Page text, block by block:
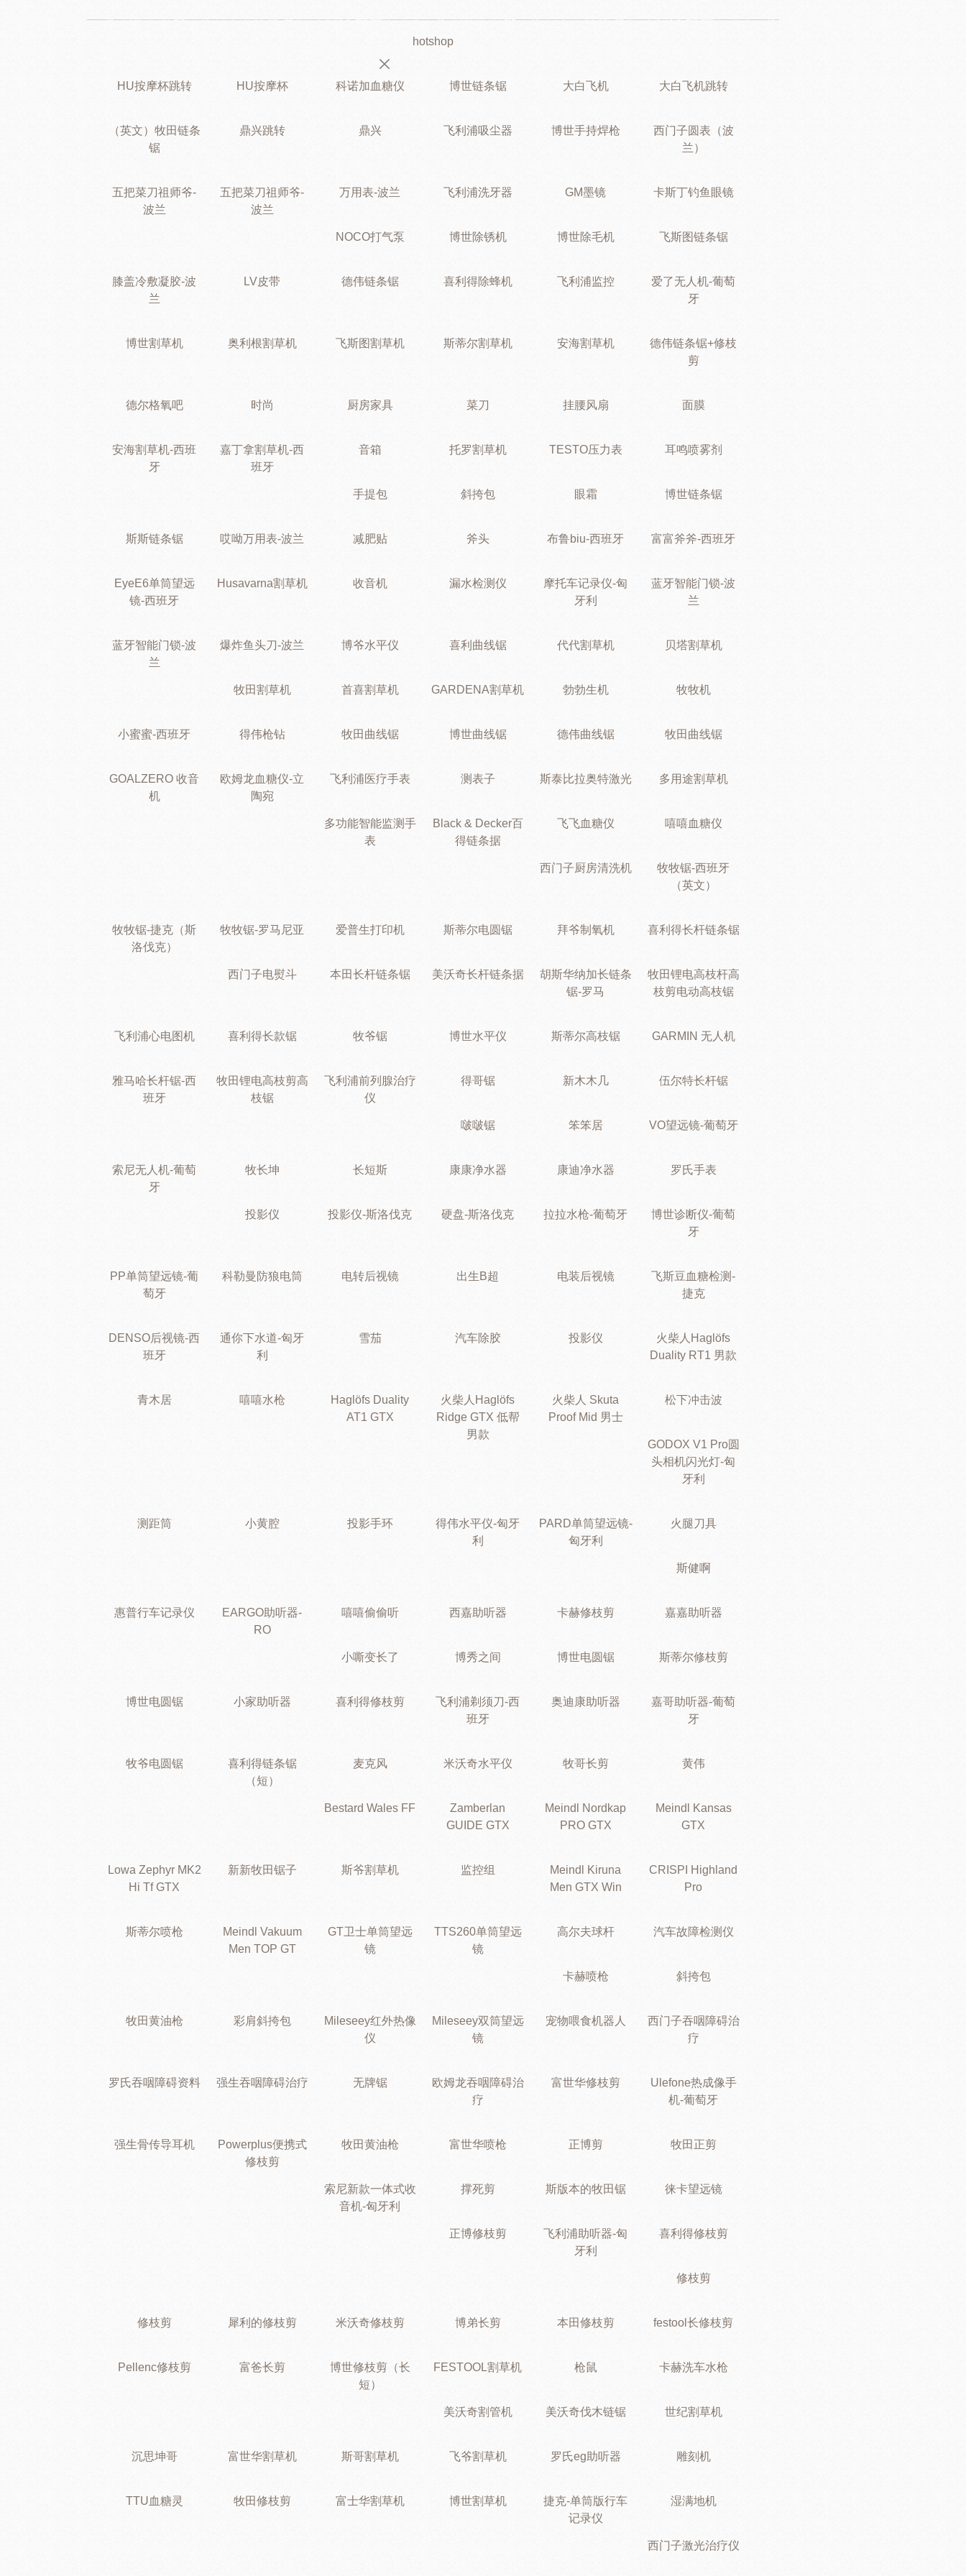
hotshop
HU按摩杯跳转 HU按摩杯 科诺加血糖仪 博世链条锯 大白飞机 大白飞机跳转
（英文）牧田链条
锯
鼎兴跳转 鼎兴 飞利浦吸尘器 博世手持焊枪
西门子圆表（波
兰）
五把菜刀祖师爷-
波兰
五把菜刀祖师爷-
波兰
万用表-波兰 飞利浦洗牙器 GM墨镜 卡斯丁钓鱼眼镜
NOCO打气泵 博世除锈机 博世除毛机 飞斯图链条锯
膝盖冷敷凝胶-波
兰
LV皮带 德伟链条锯 喜利得除蜂机 飞利浦监控
爱了无人机-葡萄
牙
博世割草机 奥利根割草机 飞斯图割草机 斯蒂尔割草机 安海割草机
德伟链条锯+修枝
剪
德尔格氧吧 时尚 厨房家具 菜刀 挂腰风扇 面膜
安海割草机-西班
牙
嘉丁拿割草机-西
班牙
音箱 托罗割草机 TESTO压力表 耳鸣喷雾剂
手提包 斜挎包 眼霜 博世链条锯
斯斯链条锯 哎呦万用表-波兰 减肥贴 斧头 布鲁biu-西班牙 富富斧斧-西班牙
EyeE6单筒望远
镜-西班牙
Husavarna割草机 收音机 漏水检测仪
摩托车记录仪-匈
牙利
蓝牙智能门锁-波
兰
蓝牙智能门锁-波
兰
爆炸鱼头刀-波兰 博爷水平仪 喜利曲线锯 代代割草机 贝塔割草机
牧田割草机 首喜割草机 GARDENA割草机 勃勃生机 牧牧机
小蜜蜜-西班牙 得伟枪钻 牧田曲线锯 博世曲线锯 德伟曲线锯 牧田曲线锯
GOALZERO 收音
机
欧姆龙血糖仪-立
陶宛
飞利浦医疗手表 测表子 斯泰比拉奥特激光 多用途割草机
多功能智能监测手
表
Black & Decker百
得链条据
飞飞血糖仪 嘻嘻血糖仪
西门子厨房清洗机
牧牧锯-西班牙
（英文）
牧牧锯-捷克（斯
洛伐克）
牧牧锯-罗马尼亚 爱普生打印机 斯蒂尔电圆锯 拜爷制氧机 喜利得长杆链条锯
西门子电熨斗 本田长杆链条锯 美沃奇长杆链条据
胡斯华纳加长链条
锯-罗马
牧田锂电高枝杆高
枝剪电动高枝锯
飞利浦心电图机 喜利得长款锯 牧爷锯 博世水平仪 斯蒂尔高枝锯 GARMIN 无人机
雅马哈长杆锯-西
班牙
牧田锂电高枝剪高
枝锯
飞利浦前列腺治疗
仪
得哥锯 新木木几 伍尔特长杆锯
啵啵锯 笨笨居 VO望远镜-葡萄牙
索尼无人机-葡萄
牙
牧长坤 长短斯 康康净水器 康迪净水器 罗氏手表
投影仪 投影仪-斯洛伐克 硬盘-斯洛伐克 拉拉水枪-葡萄牙
博世诊断仪-葡萄
牙
PP单筒望远镜-葡
萄牙
科勒曼防狼电筒 电转后视镜 出生B超 电装后视镜
飞斯豆血糖检测-
捷克
DENSO后视镜-西
班牙
通你下水道-匈牙
利
雪茄 汽车除胶 投影仪
火柴人Haglöfs
Duality RT1 男款
青木居 嘻嘻水枪
Haglöfs Duality
AT1 GTX
火柴人Haglöfs
Ridge GTX 低帮
男款
火柴人 Skuta
Proof Mid 男士
松下冲击波
GODOX V1 Pro圆
头相机闪光灯-匈
牙利
测距筒 小黄腔 投影手环
得伟水平仪-匈牙
利
PARD单筒望远镜-
匈牙利
火腿刀具
斯健啊
惠普行车记录仪
EARGO助听器-
RO
嘻嘻偷偷听 西嘉助听器 卡赫修枝剪 嘉嘉助听器
小嘶变长了 博秀之间 博世电圆锯 斯蒂尔修枝剪
博世电圆锯 小家助听器 喜利得修枝剪
飞利浦剃须刀-西
班牙
奥迪康助听器
嘉哥助听器-葡萄
牙
牧爷电圆锯
喜利得链条锯
（短）
麦克风 米沃奇水平仪 牧哥长剪 黄伟
Bestard Wales FF
Zamberlan
GUIDE GTX
Meindl Nordkap
PRO GTX
Meindl Kansas
GTX
Lowa Zephyr MK2
Hi Tf GTX
新新牧田锯子 斯爷割草机 监控组
Meindl Kiruna
Men GTX Win
CRISPI Highland
Pro
斯蒂尔喷枪
Meindl Vakuum
Men TOP GT
GT卫士单筒望远
镜
TTS260单筒望远
镜
高尔夫球杆 汽车故障检测仪
卡赫喷枪 斜挎包
牧田黄油枪 彩肩斜挎包
Mileseey红外热像
仪
Mileseey双筒望远
镜
宠物喂食机器人
西门子吞咽障碍治
疗
罗氏吞咽障碍资料 强生吞咽障碍治疗 无牌锯
欧姆龙吞咽障碍治
疗
富世华修枝剪
Ulefone热成像手
机-葡萄牙
强生骨传导耳机
Powerplus便携式
修枝剪
牧田黄油枪 富世华喷枪 正博剪 牧田正剪
索尼新款一体式收
音机-匈牙利
撑死剪 斯版本的牧田锯 徕卡望远镜
正博修枝剪
飞利浦助听器-匈
牙利
喜利得修枝剪
修枝剪
修枝剪 犀利的修枝剪 米沃奇修枝剪 博弟长剪 本田修枝剪 festool长修枝剪
Pellenc修枝剪 富爸长剪
博世修枝剪（长
短）
FESTOOL割草机 枪鼠 卡赫洗车水枪
美沃奇割管机 美沃奇伐木链锯 世纪割草机
沉思坤哥 富世华割草机 斯哥割草机 飞爷割草机 罗氏eg助听器 雕刻机
TTU血糖灵 牧田修枝剪 富士华割草机 博世割草机
捷克-单筒版行车
记录仪
湿满地机
西门子激光治疗仪